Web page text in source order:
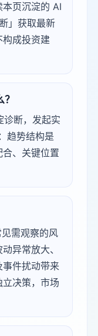
页沉淀的 AI
」获取最新
构成投资建
诊断，发起实
趋势结构是
、关键位置
需观察的风
异常放大、
件扰动带来
决策，市场